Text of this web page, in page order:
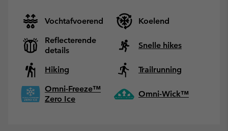
Vochtafvoerend
Koelend
Reflecterende
details
Snelle hikes
Hiking
Trailrunning
Omni-Freeze™
Zero Ice
Omni-Wick™